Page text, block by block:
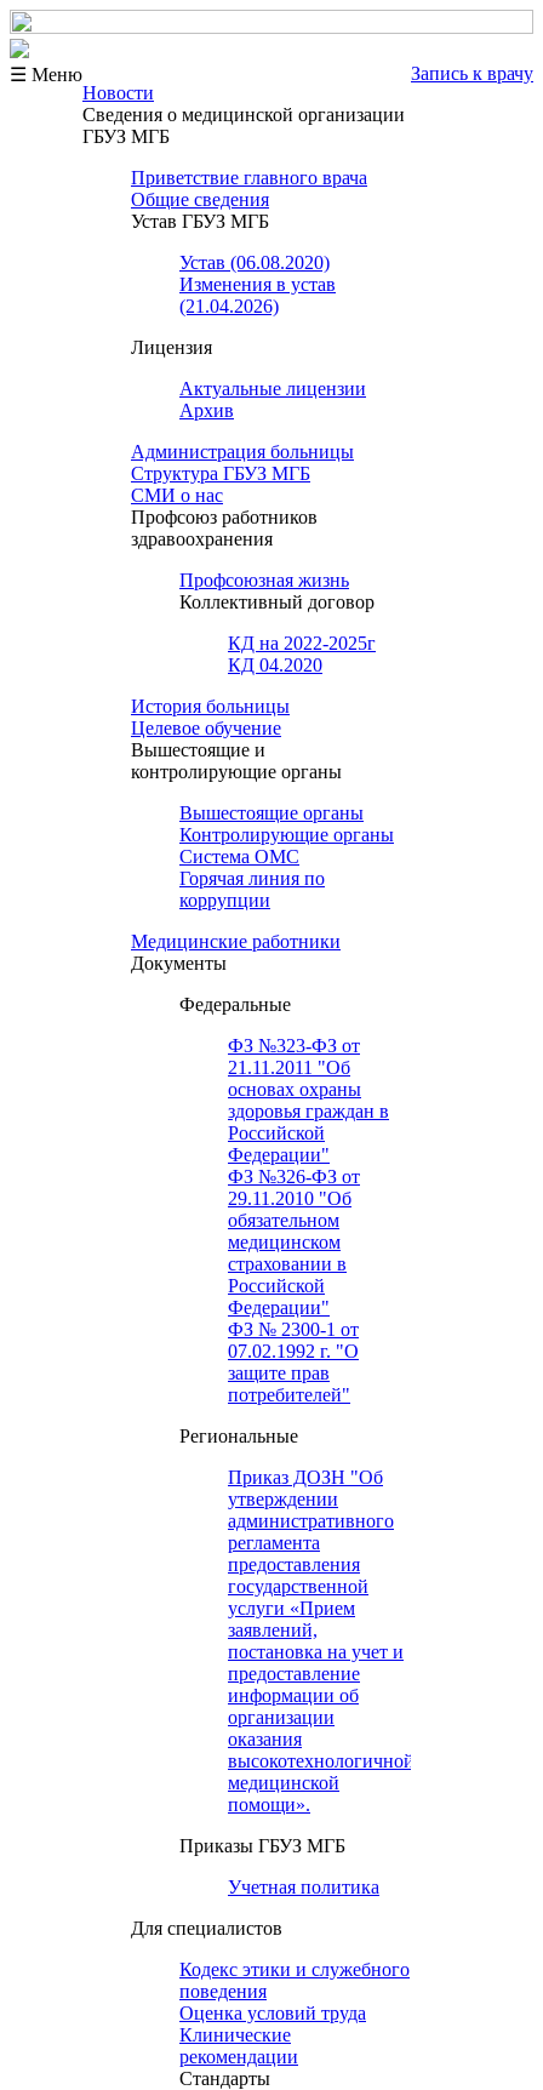
☰ Меню
Запись к врачу
Новости
Сведения о медицинской организации
ГБУЗ МГБ
Приветствие главного врача
Общие сведения
Устав ГБУЗ МГБ
Устав (06.08.2020)
Изменения в устав
(21.04.2026)
Лицензия
Актуальные лицензии
Архив
Администрация больницы
Структура ГБУЗ МГБ
СМИ о нас
Профсоюз работников
здравоохранения
Профсоюзная жизнь
Коллективный договор
КД на 2022-2025г
КД 04.2020
История больницы
Целевое обучение
Вышестоящие и
контролирующие органы
Вышестоящие органы
Контролирующие органы
Система ОМС
Горячая линия по
коррупции
Медицинские работники
Документы
Федеральные
ФЗ №323-ФЗ от
21.11.2011 "Об
основах охраны
здоровья граждан в
Российской
Федерации"
ФЗ №326-ФЗ от
29.11.2010 "Об
обязательном
медицинском
страховании в
Российской
Федерации"
ФЗ № 2300-1 от
07.02.1992 г. "О
защите прав
потребителей"
Региональные
Приказ ДОЗН "Об
утверждении
административного
регламента
предоставления
государственной
услуги «Прием
заявлений,
постановка на учет и
предоставление
информации об
организации
оказания
высокотехнологичной
медицинской
помощи».
Приказы ГБУЗ МГБ
Учетная политика
Для специалистов
Кодекс этики и служебного
поведения
Оценка условий труда
Клинические
рекомендации
Cтандарты